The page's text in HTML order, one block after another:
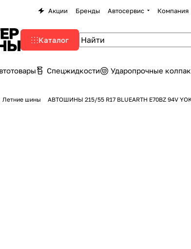
Акции Бренды Автосервис Компания
Каталог
Спецжидкости Ударопрочные
Летние шины АВТОШИНЫ 215/55 R17 BLUEARTH E70BZ 94V